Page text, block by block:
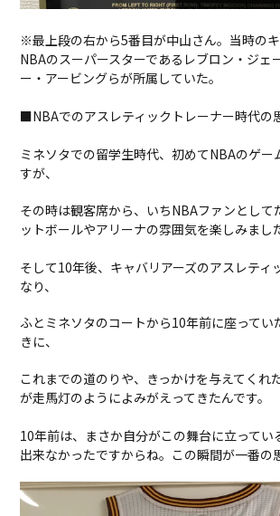
※最上段の右から5番目が中山さん。当時の
NBAのスーパースターであるレブロン・ジェ
ー・アービングらが所属していた。
■NBAでのアスレティックトレーナー時代の
ミネソタでの留学生時代、初めてNBAのゲー
すが、
その時は観客席から、いちNBAファンとして
ットボールやアリーナの雰囲気を楽しみまし
そして10年後、キャバリアーズのアスレティ
なり、
ふとミネソタのコートから10年前に座ってい
きに、
これまでの道のりや、きっかけを与えてくれ
が走馬灯のようによみがえってきたんです。
10年前は、まさか自分がこの舞台に立ってい
出来なかったですからね。この瞬間が一番の